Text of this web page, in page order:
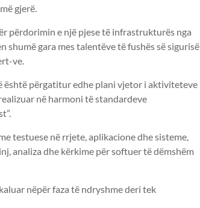
gjerë.
përdorimin e një pjese të infrastrukturës nga
gara mes talentëve të fushës së sigurisë
ve.
është përgatitur edhe plani vjetor i aktiviteteve
në harmoni të standardeve
testuese në rrjete, aplikacione dhe sisteme,
analiza dhe kërkime për softuer të dëmshëm
nëpër faza të ndryshme deri tek